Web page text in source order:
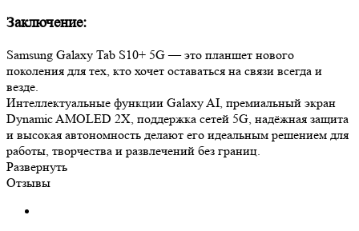
Заключение:
Samsung Galaxy Tab S10+ 5G — это планшет нового
поколения для тех, кто хочет оставаться на связи всегда и
везде.
Интеллектуальные функции Galaxy AI, премиальный экран
Dynamic AMOLED 2X, поддержка сетей 5G, надёжная защита
и высокая автономность делают его идеальным решением для
работы, творчества и развлечений без границ.
Развернуть
Отзывы